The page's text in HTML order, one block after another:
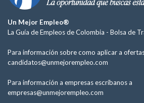
Un Mejor Empleo®
La Guía de Empleos de Colombia - Bolsa de
Para información sobre como aplicar a
candidatos@unmejorempleo.com
Para información a empresas escríbanos a
empresas@unmejorempleo.com